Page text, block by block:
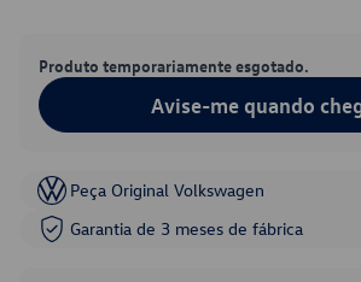
Produto temporariamente esgotado.
Avise-me quando
Peça Original Volkswagen
Garantia de 3 meses de fábrica